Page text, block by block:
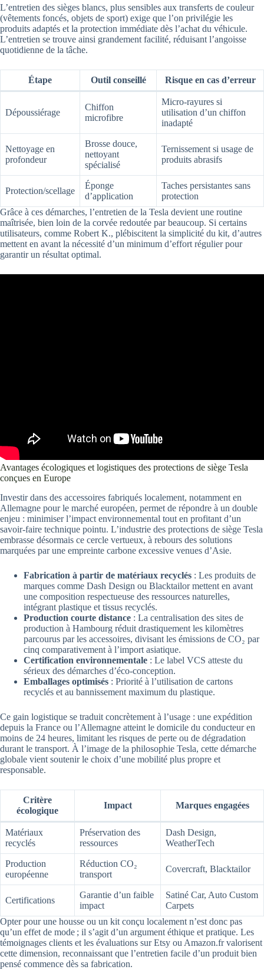
L’entretien des sièges blancs, plus sensibles aux transferts de couleur
(vêtements foncés, objets de sport) exige que l’on privilégie les
produits adaptés et la protection immédiate dès l’achat du véhicule.
L’entretien se trouve ainsi grandement facilité, réduisant l’angoisse
quotidienne de la tâche.
Étape Outil conseillé Risque en cas d’erreur
Dépoussiérage
Chiffon
microfibre
Micro-rayures si
utilisation d’un chiffon
inadapté
Nettoyage en
profondeur
Brosse douce,
nettoyant
spécialisé
Ternissement si usage de
produits abrasifs
Protection/scellage
Éponge
d’application
Taches persistantes sans
protection
Grâce à ces démarches, l’entretien de la Tesla devient une routine
maîtrisée, bien loin de la corvée redoutée par beaucoup. Si certains
utilisateurs, comme Robert K., plébiscitent la simplicité du kit, d’autres
mettent en avant la nécessité d’un minimum d’effort régulier pour
garantir un résultat optimal.
Avantages écologiques et logistiques des protections de siège Tesla
conçues en Europe
Investir dans des accessoires fabriqués localement, notamment en
Allemagne pour le marché européen, permet de répondre à un double
enjeu : minimiser l’impact environnemental tout en profitant d’un
savoir-faire technique pointu. L’industrie des protections de siège Tesla
embrasse désormais ce cercle vertueux, à rebours des solutions
marquées par une empreinte carbone excessive venues d’Asie.
Fabrication à partir de matériaux recyclés : Les produits de
marques comme Dash Design ou Blacktailor mettent en avant
une composition respectueuse des ressources naturelles,
intégrant plastique et tissus recyclés.
Production courte distance : La centralisation des sites de
production à Hambourg réduit drastiquement les kilomètres
parcourus par les accessoires, divisant les émissions de CO₂ par
cinq comparativement à l’import asiatique.
Certification environnementale : Le label VCS atteste du
sérieux des démarches d’éco-conception.
Emballages optimisés : Priorité à l’utilisation de cartons
recyclés et au bannissement maximum du plastique.
Ce gain logistique se traduit concrètement à l’usage : une expédition
depuis la France ou l’Allemagne atteint le domicile du conducteur en
moins de 24 heures, limitant les risques de perte ou de dégradation
durant le transport. À l’image de la philosophie Tesla, cette démarche
globale vient soutenir le choix d’une mobilité plus propre et
responsable.
Critère
écologique
Impact Marques engagées
Matériaux
recyclés
Préservation des
ressources
Dash Design,
WeatherTech
Production
européenne
Réduction CO₂
transport
Covercraft, Blacktailor
Certifications
Garantie d’un faible
impact
Satiné Car, Auto Custom
Carpets
Opter pour une housse ou un kit conçu localement n’est donc pas
qu’un effet de mode ; il s’agit d’un argument éthique et pratique. Les
témoignages clients et les évaluations sur Etsy ou Amazon.fr valorisent
cette dimension, reconnaissant que l’entretien facile d’un produit bien
pensé commence dès sa fabrication.